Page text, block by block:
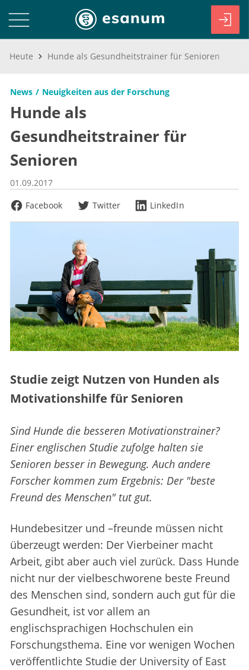
Heute Hunde als Gesundheitstrainer für Senioren
News Neuigkeiten aus der Forschung
Hunde als
Gesundheitstrainer für
Senioren
01.09.2017
Facebook
Twitter LinkedIn
Studie zeigt Nutzen von Hunden als
Motivationshilfe für Senioren
Sind Hunde die besseren Motivationstrainer?
Einer englischen Studie zufolge halten sie
Senioren besser in Bewegung. Auch andere
Forscher kommen zum Ergebnis: Der "beste
Freund des Menschen" tut gut.
Hundebesitzer und –freunde müssen nicht
überzeugt werden: Der Vierbeiner macht
Arbeit, gibt aber auch viel zurück. Dass Hunde
nicht nur der vielbeschworene beste Freund
des Menschen sind, sondern auch gut für die
Gesundheit, ist vor allem an
englischsprachigen Hochschulen ein
Forschungsthema. Eine vor wenigen Wochen
veröffentlichte Studie der University of East